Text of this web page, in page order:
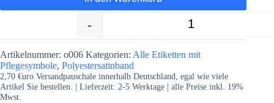
50 St. Textiletiketten 50% Baumwolle
-
Artikelnummer: o006 Kategorien: Alle Etiketten mit
Pflegesymbole, Polyestersatinband
2,70 €uro Versandpauschale innerhalb Deutschland, egal wie viele
Artikel Sie bestellen. | Lieferzeit: 2-5 Werktage | alle Preise inkl. 19%
Mwst.